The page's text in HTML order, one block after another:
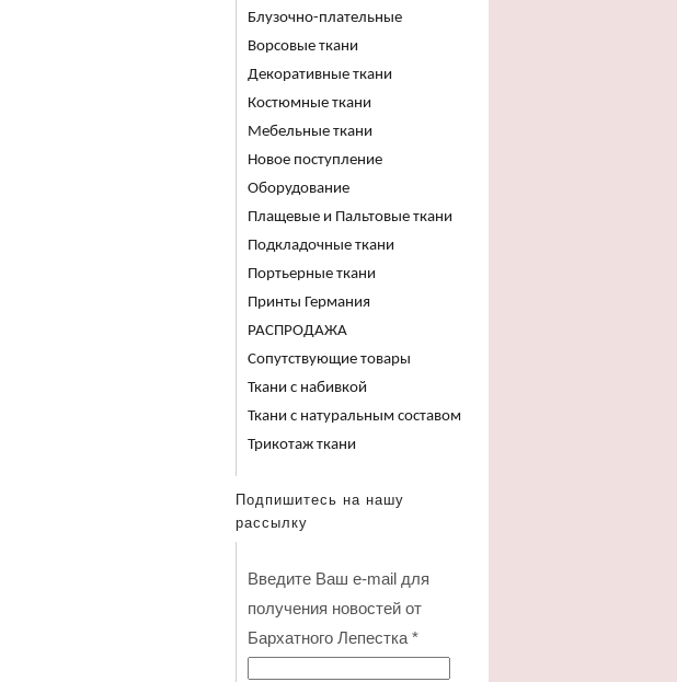
Блузочно-плательные
Ворсовые ткани
Декоративные ткани
Костюмные ткани
Мебельные ткани
Новое поступление
Оборудование
Плащевые и Пальтовые ткани
Подкладочные ткани
Портьерные ткани
Принты Германия
РАСПРОДАЖА
Сопутствующие товары
Ткани с набивкой
Ткани с натуральным составом
Трикотаж ткани
Подпишитесь на нашу
рассылку
Введите Ваш e-mail для
получения новостей от
Бархатного Лепестка *